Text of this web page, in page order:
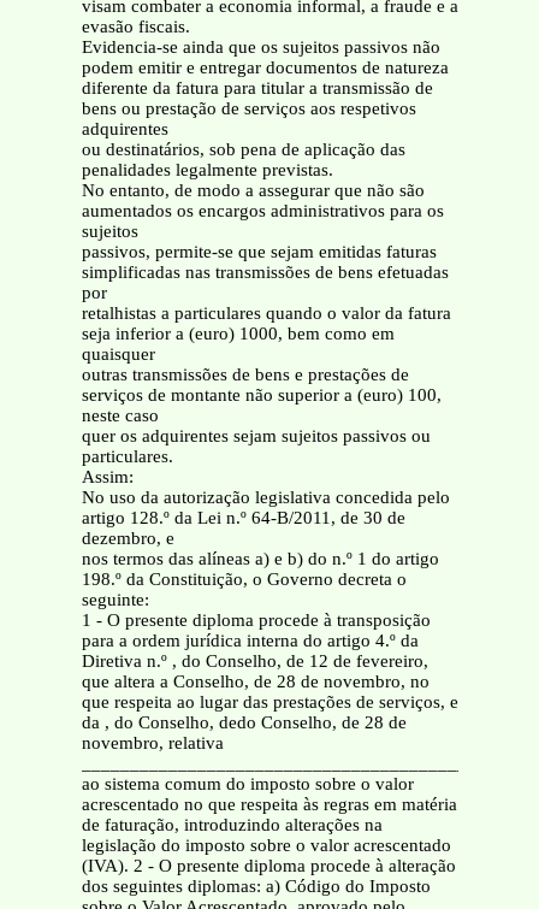
visam combater a economia informal, a fraude e a
evasão fiscais.
Evidencia-se ainda que os sujeitos passivos não
podem emitir e entregar documentos de natureza
diferente da fatura para titular a transmissão de
bens ou prestação de serviços aos respetivos
adquirentes
ou destinatários, sob pena de aplicação das
penalidades legalmente previstas.
No entanto, de modo a assegurar que não são
aumentados os encargos administrativos para os
sujeitos
passivos, permite-se que sejam emitidas faturas
simplificadas nas transmissões de bens efetuadas
por
retalhistas a particulares quando o valor da fatura
seja inferior a (euro) 1000, bem como em
quaisquer
outras transmissões de bens e prestações de
serviços de montante não superior a (euro) 100,
neste caso
quer os adquirentes sejam sujeitos passivos ou
particulares.
Assim:
No uso da autorização legislativa concedida pelo
artigo 128.º da Lei n.º 64-B/2011, de 30 de
dezembro, e
nos termos das alíneas a) e b) do n.º 1 do artigo
198.º da Constituição, o Governo decreta o
seguinte:
1 - O presente diploma procede à transposição para a ordem jurídica interna do artigo 4.º da Diretiva n.º , do Conselho, de 12 de fevereiro, que altera a Conselho, de 28 de novembro, no que respeita ao lugar das prestações de serviços, e da , do Conselho, dedo Conselho, de 28 de novembro, relativa _______________________________________________________________________________ ao sistema comum do imposto sobre o valor acrescentado no que respeita às regras em matéria de faturação, introduzindo alterações na legislação do imposto sobre o valor acrescentado (IVA). 2 - O presente diploma procede à alteração dos seguintes diplomas: a) Código do Imposto sobre o Valor Acrescentado, aprovado pelo Decreto-Lei n.º 394-B/84, de 26 de dezembro; b) Regime do IVA nas Transações Intracomunitárias, aprovado pelo Decreto-Lei n.º 290/92, de 28 de dezembro; c) Decreto-Lei n.º 221/85, de 3 de julho, alterado pelo Decreto-Lei n.º 206/2006, de 26 de outubro, e pela Lei n.º 32-B/2002, de 30 de dezembro; d) Código do Imposto sobre o Rendimento das Pessoas Singulares, aprovado pelo Decreto-Lei n.º 442-A/88, de 30 de novembro; e) Código do Imposto sobre o Rendimento das Pessoas Coletivas, aprovado pelo Decreto-Lei n.º 442-B/88, de 30 de novembro; f) Decreto-Lei n.º 198/90, de 19 de junho, com as alterações introduzidas pelo Decreto-Lei n.º 256/2003, de 21 de outubro, e pela Lei n.º 60-A/2005, de 30 de dezembro; g) Regime especial de tributação dos bens em segunda mão, objetos de arte, de coleção e antiguidades, aprovado em anexo ao Decreto-Lei n.º 199/96, de 18 de outubro, e alterado pela Lei n.º 4/98, de 12 de janeiro; h) Regime especial de exigibilidade do imposto sobre o valor acrescentado nas empreitadas e subempreitadas de obras públicas, aprovado em anexo ao Decreto-Lei n.º 204/97, de 9 de agosto, e alterado pelas Leis n.os 3-B/2000, de 4 de abril, e 109-B/2001, de 27 de dezembro, e pelo Decreto-Lei n.º 21/2007, de 29 de janeiro; i) Regime especial aplicável ao ouro para investimento, aprovado em anexo ao Decreto-Lei n.º 362/99, de 16 de setembro, e alterado pela Lei n.º 3-B/2000, de 4 de abril; j) Regime especial de exigibilidade do imposto sobre o valor acrescentado nas entregas de bens às cooperativas agrícolas, aprovado em anexo ao Decreto-Lei n.º 418/99, de 21 de outubro; k) Decreto-Lei n.º 196/2007, de 15 de maio; l) Regime especial de exigibilidade do IVA dos serviços de transporte rodoviário nacional de mercadorias, aprovado em anexo à Lei n.º 15/2009, de 1 de abril. Alteração ao Código do Imposto sobre o Valor Acrescentado Os artigos 2.º, 6.º, 7.º, 8.º, 16.º, 19.º, 22.º, 27.º, 29.º, 36.º, 37.º, 38.º, 40.º, 45.º, 46.º, 47.º, 48.º, 51.º, 52.º, 62.º, 65.º, 72.º, 78.º, 79.º e 97.º do Código do Imposto sobre o Valor Acrescentado, aprovado pelo Decreto-Lei n.º 394-B/84, de 26 de dezembro, passam a ter a seguinte redação: 1 - . a) . b) . c) As pessoas singulares ou coletivas que mencionem indevidamente IVA em fatura; d) . e) . f) . g) . h) . i) . j) . l) . 2 - . 3 - . 4 - . 5 - . _______________________________________________________________________________ 1 - . 2 - . 3 - . 4 - . 5 - . 6 - . 7 - . 8 - . 9 - . a) . b) . c) . d) . e) . f) . g) Locação de um meio de transporte, que não seja de curta duração, quando o destinatário for uma pessoa estabelecida ou domiciliada fora do território nacional. 10 - . a) . b) . c) . d) . e) . f) . g) Locação de um meio de transporte, que não seja de curta duração, quando o destinatário for uma pessoa estabelecida ou domiciliada no território nacional. 11 - . 12 - . a) . b) . c) Locação de um meio de transporte, que não seja de curta duração, efetuada a pessoa que não seja um sujeito passivo, quando este esteja estabelecido ou domiciliado fora da Comunidade e a utilização ou exploração efetivas do meio de transporte ocorram no território nacional; d) . e) Locação de uma embarcação de recreio, que não seja de curta duração, efetuada a pessoa que não seja um sujeito passivo, quando o locador tenha no território nacional sede, estabelecimento estável ou, na sua falta, domicílio, a partir do qual os serviços são prestados, e a efetiva colocação da embarcação à disposição do destinatário ocorra no território nacional. 13 - O disposto na alínea g) do n.º 10 não tem aplicação relativamente à locação de uma embarcação de recreio, que não seja de curta duração, quando o locador tenha sede, estabelecimento estável ou, na sua falta, domicílio fora do território nacional, a partir do qual os serviços são prestados, e a efetiva colocação da embarcação à disposição do destinatário ocorra no mesmo território. _______________________________________________________________________________ 4 - . 5 - . 6 - . 7 - . 8 - . 9 - . 10 - . 11 - . 12 - Nas transmissões de bens isentas nos termos do artigo 14.º do Regime do IVA nas Transações Intracomunitárias, efetuadas de forma continuada por um período superior a um mês, o imposto é devido e torna-se exigível no final de cada mês, pelo montante correspondente. 1 - Não obstante o disposto no artigo anterior, sempre que a transmissão de bens ou prestação de serviços dê lugar à obrigação de emitir uma fatura nos termos do artigo 29.º, o imposto torna-se exigível: a) Se o prazo previsto para a emissão da fatura for respeitado, no momento da sua emissão; b) . c) Se a transmissão de bens ou a prestação de serviços derem lugar ao pagamento, ainda que parcial, anteriormente à emissão da fatura, no momento do recebimento desse pagamento, pelo montante recebido, sem prejuízo do disposto na alínea anterior. 2 - O disposto no número anterior é ainda aplicável aos casos em que se verifique emissão de fatura ou pagamento, precedendo o momento da realização das operações tributáveis, tal como este é definido no artigo anterior. 3 - Nas prestações intracomunitárias de serviços, cujo imposto seja devido no território de outro Estado membro em resultado da aplicação do disposto na alínea a) do n.º 6 do artigo 6.º, a exigibilidade ocorre nos termos do artigo 7.º 4 - Nas transmissões de bens isentas nos termos do artigo 14.º do Regime do IVA nas Transações Intracomunitárias o imposto torna-se exigível no momento da emissão da fatura ou, quando esta não tenha sido emitida dentro do prazo previsto no n.º 2 do artigo 27.º daquele Regime, no momento em que aquele prazo termina. 1 - . 2 - . 3 - . 4 - . 5 - . 6 - . a) . b) . c) . d) As quantias respeitantes a embalagens, desde que as mesmas não tenham sido efetivamente transacionadas e da fatura constem os elementos referidos na parte final da alínea b) do n.º 5 do artigo 36.º 7 - . 8 - Quando os elementos necessários à determinação do valor tributável sejam expressos em moeda diferente da moeda nacional, a taxa de câmbio a utilizar é a última divulgada pelo Banco Central Europeu ou a de venda praticada por qualquer banco estabelecido no território nacional. 9 - . 10 - . 11 - . _______________________________________________________________________________ 1 - . 2 - . a) Em faturas passadas na forma legal; b) No recibo de pagamento do IVA que faz parte das declarações de importação, bem como em documentos emitidos por via eletrónica pela Autoridade Tributária e Aduaneira, nos quais constem o número e a data do movimento de caixa. 3 - Não pode deduzir-se imposto que resulte de operação simulada ou em que seja simulado o preço constante da fatura. 4 - . 5 - No caso de faturas emitidas pelos próprios adquirentes dos bens ou serviços, o exercício do direito à dedução fica condicionado à verificação das condições previstas no n.º 11 do artigo 36.º 6 - Para efeitos do exercício do direito à dedução, consideram-se passadas na forma legal as faturas que contenham os elementos previstos nos artigos 36.º ou 40.º, consoante os casos. 7 - . 1 - . 2 - Sem prejuízo do disposto no artigo 78.º, a dedução deve ser efetuada na declaração do período ou de período posterior àquele em que se tiver verificado a receção das faturas ou de recibo de pagamento do IVA que fizer parte das declarações de importação. 3 - . 4 - . 5 - . 6 - . 7 - Em qualquer caso, a Autoridade Tributária e Aduaneira pode exigir, quando a quantia a reembolsar exceder (euro) 30 000, caução, fiança bancária ou outra garantia adequada, que determina a suspensão do prazo de contagem dos juros indemnizatórios referidos no número seguinte, até à prestação da mesma, a qual deve ser mantida pelo prazo de seis meses. 8 - Os reembolsos de imposto, quando devidos, devem ser efetuados pela Autoridade Tributária e Aduaneira até ao fim do 2.º mês seguinte ao da apresentação do pedido ou, no caso de sujeitos passivos que estejam inscritos no regime de reembolso mensal, até aos 30 dias posteriores ao da apresentação do referido pedido, findo os quais podem os sujeitos passivos solicitar a liquidação de juros indemnizatórios nos termos do artigo 43.º da lei geral tributária. 9 - O Ministro das Finanças pode autorizar a Autoridade Tributária e Aduaneira a efetuar reembolsos em condições diferentes das estabelecidas nos números anteriores relativamente a sectores de atividade cujo volume de negócios seja constituído essencialmente por operações previstas na alínea b) do n.º 1 do artigo 20.º ou relativamente às quais a obrigação de liquidação do imposto seja de responsabilidade do adquirente. 10 - . 11 - . 12 - . 13 - . 14 - A inscrição no regime de reembolso mensal a que se refere o n.º 8 é efetuada a pedido do sujeito passivo, por transmissão eletrónica de dados através do sítio eletrónico da Autoridade Tributária e Aduaneira, até ao final do mês de novembro do ano anterior àquele em que se destina a produzir efeitos, devendo os termos e as condições de acesso ser definidos por despacho normativo do Ministro das Finanças. 15 - . 16 - . 17 - . _______________________________________________________________________________ 1 - . 2 - As pessoas referidas na alínea c) do n.º 1 do artigo 2.º, bem como as que pratiquem uma só operação tributável nas condições referidas na alínea a) da